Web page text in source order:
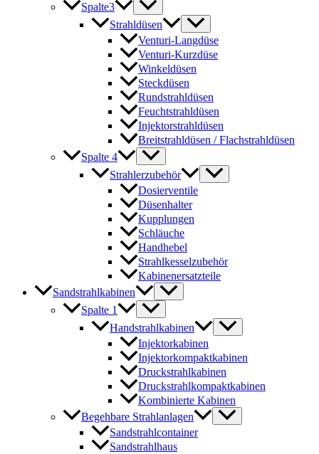
Spalte3
Strahldüsen
Venturi-Langdüse
Venturi-Kurzdüse
Winkeldüsen
Steckdüsen
Rundstrahldüsen
Feuchtstrahldüsen
Injektorstrahldüsen
Breitstrahldüsen / Flachstrahldüsen
Spalte 4
Strahlerzubehör
Dosierventile
Düsenhalter
Kupplungen
Schläuche
Handhebel
Strahlkesselzubehör
Kabinenersatzteile
Sandstrahlkabinen
Spalte 1
Handstrahlkabinen
Injektorkabinen
Injektorkompaktkabinen
Druckstrahlkabinen
Druckstrahlkompaktkabinen
Kombinierte Kabinen
Begehbare Strahlanlagen
Sandstrahlcontainer
Sandstrahlhaus